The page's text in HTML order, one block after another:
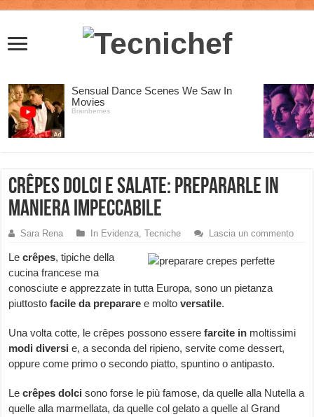
Crêpes dolci e salate: prepararle in
maniera impeccabile
Sara Rena In Evidenza,Tecniche Lascia un commento
Lecrêpes, tipiche della
cucina francese ma
conosciute e apprezzate in tutta Europa, sono un pietanza
piuttostofacile da preparare e moltoversatile.
Una volta cotte, le crêpes possono esserefarcite in moltissimi
modi diversi e, a seconda del ripieno, servite come dessert,
oppure come primo o secondo piatto, spuntino o antipasto.
Lecrêpes dolci sono forse le più famose, da quelle alla Nutella a
quelle alla marmellata, da quelle col gelato a quelle al Grand